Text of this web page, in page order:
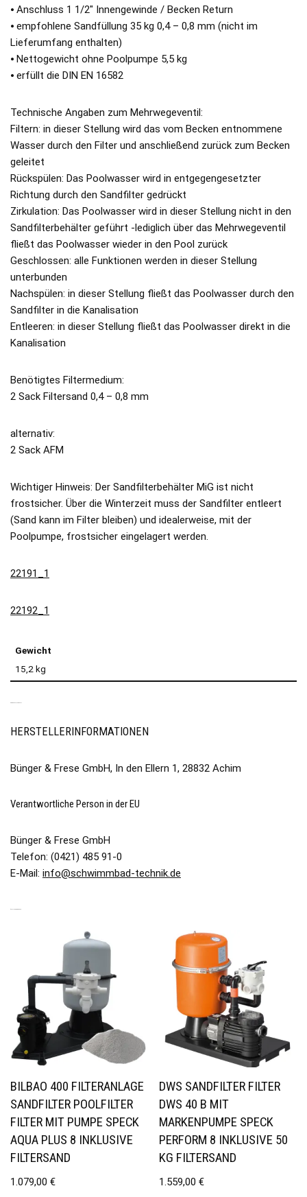
⦁ Anschluss 1 1/2″ Innengewinde / Becken Return
⦁ empfohlene Sandfüllung 35 kg 0,4 – 0,8 mm (nicht im
Lieferumfang enthalten)
⦁ Nettogewicht ohne Poolpumpe 5,5 kg
⦁ erfüllt die DIN EN 16582
Technische Angaben zum Mehrwegeventil:
Filtern: in dieser Stellung wird das vom Becken entnommene
Wasser durch den Filter und anschließend zurück zum Becken
geleitet
Rückspülen: Das Poolwasser wird in entgegengesetzter
Richtung durch den Sandfilter gedrückt
Zirkulation: Das Poolwasser wird in dieser Stellung nicht in den
Sandfilterbehälter geführt -lediglich über das Mehrwegeventil
fließt das Poolwasser wieder in den Pool zurück
Geschlossen: alle Funktionen werden in dieser Stellung
unterbunden
Nachspülen: in dieser Stellung fließt das Poolwasser durch den
Sandfilter in die Kanalisation
Entleeren: in dieser Stellung fließt das Poolwasser direkt in die
Kanalisation
Benötigtes Filtermedium:
2 Sack Filtersand 0,4 – 0,8 mm
alternativ:
2 Sack AFM
Wichtiger Hinweis: Der Sandfilterbehälter MiG ist nicht
frostsicher. Über die Winterzeit muss der Sandfilter entleert
(Sand kann im Filter bleiben) und idealerweise, mit der
Poolpumpe, frostsicher eingelagert werden.
22191_1
22192_1
Gewicht
15,2 kg
HERSTELLERINFORMATIONEN
Bünger & Frese GmbH, In den Ellern 1, 28832 Achim
Verantwortliche Person in der EU
Bünger & Frese GmbH
Telefon: (0421) 485 91-0
E-Mail: info@schwimmbad-technik.de
BILBAO 400 FILTERANLAGE
SANDFILTER POOLFILTER
FILTER MIT PUMPE SPECK
AQUA PLUS 8 INKLUSIVE
FILTERSAND
1.079,00 €
DWS SANDFILTER FILTER
DWS 40 B MIT
MARKENPUMPE SPECK
PERFORM 8 INKLUSIVE 50
KG FILTERSAND
1.559,00€